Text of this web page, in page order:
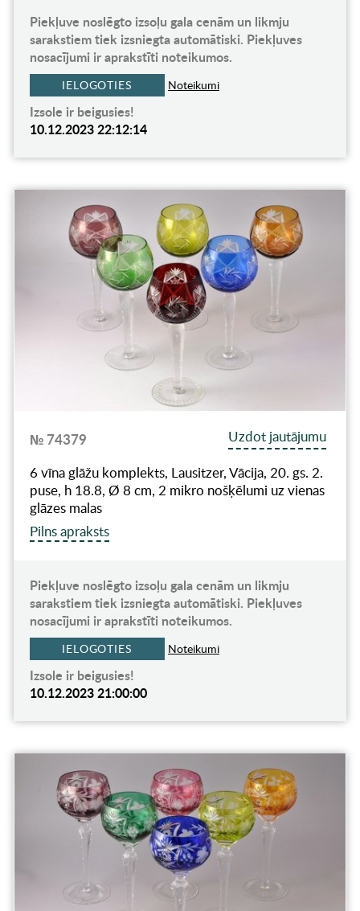
Piekļuve noslēgto izsoļu gala cenām un likmju
sarakstiem tiek izsniegta automātiski. Piekļuves
nosacījumi ir aprakstīti noteikumos.
IELOGOTIES Noteikumi
Izsole ir beigusies!
10.12.2023 22:12:14
№ 74379
Uzdot jautājumu
6 vīna glāžu komplekts, Lausitzer, Vācija, 20. gs. 2.
puse, h 18.8, Ø 8 cm, 2 mikro nošķēlumi uz vienas
glāzes malas
Pilns apraksts
Piekļuve noslēgto izsoļu gala cenām un likmju
sarakstiem tiek izsniegta automātiski. Piekļuves
nosacījumi ir aprakstīti noteikumos.
IELOGOTIES Noteikumi
Izsole ir beigusies!
10.12.2023 21:00:00